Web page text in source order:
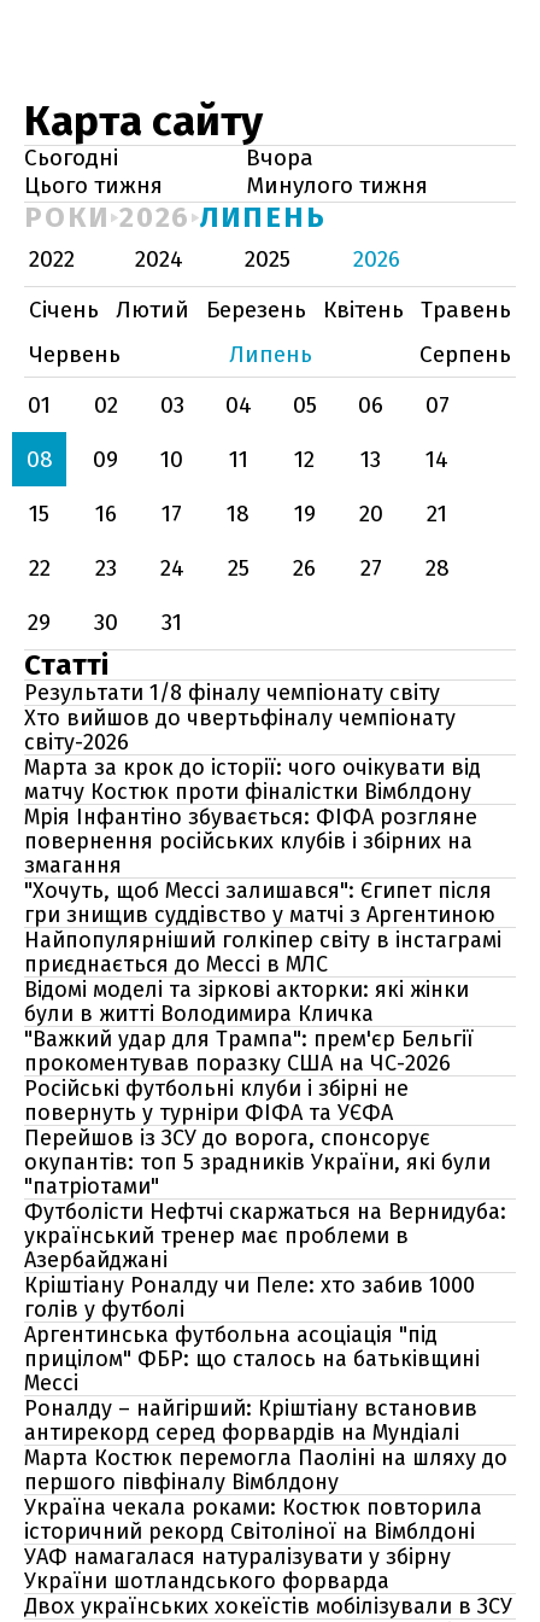
Карта сайту
Сьогодні
Вчора
Цього тижня
Минулого тижня
РОКИ 2026 ЛИПЕНЬ
2022 2024 2025
2026
Січень
Лютий Березень Квітень
Травень
Червень
Липень
Серпень
01
02 03 04 05 06
07
08
09 10 11 12 13
14
15
16 17 18 19 20
21
22
23 24 25 26 27
28
29
30 31
Статті
Результати 1/8 фіналу чемпіонату світу
Хто вийшов до чвертьфіналу чемпіонату
світу-2026
Марта за крок до історії: чого очікувати від
матчу Костюк проти фіналістки Вімблдону
Мрія Інфантіно збувається: ФІФА розгляне
повернення російських клубів і збірних на
змагання
"Хочуть, щоб Мессі залишався": Єгипет після
гри знищив суддівство у матчі з Аргентиною
Найпопулярніший голкіпер світу в інстаграмі
приєднається до Мессі в МЛС
Відомі моделі та зіркові акторки: які жінки
були в житті Володимира Кличка
"Важкий удар для Трампа": прем'єр Бельгії
прокоментував поразку США на ЧС-2026
Російські футбольні клуби і збірні не
повернуть у турніри ФІФА та УЄФА
Перейшов із ЗСУ до ворога, спонсорує
окупантів: топ 5 зрадників України, які були
"патріотами"
Футболісти Нефтчі скаржаться на Вернидуба:
український тренер має проблеми в
Азербайджані
Кріштіану Роналду чи Пеле: хто забив 1000
голів у футболі
Аргентинська футбольна асоціація "під
прицілом" ФБР: що сталось на батьківщині
Мессі
Роналду – найгірший: Кріштіану встановив
антирекорд серед форвардів на Мундіалі
Марта Костюк перемогла Паоліні на шляху до
першого півфіналу Вімблдону
Україна чекала роками: Костюк повторила
історичний рекорд Світоліної на Вімблдоні
УАФ намагалася натуралізувати у збірну
України шотландського форварда
Двох українських хокеїстів мобілізували в ЗСУ